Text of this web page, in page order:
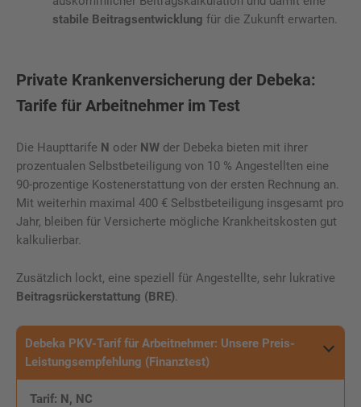
stabile Beitragsentwicklung für die Zukunft erwarten.
Private Krankenversicherung der Debeka:
Tarife für Arbeitnehmer im Test
Die Haupttarife N oder NW der Debeka bieten mit ihrer
prozentualen Selbstbeteiligung von 10 % Angestellten eine
90-prozentige Kostenerstattung von der ersten Rechnung an.
Mit weiterhin maximal 400 € Selbstbeteiligung insgesamt pro
Jahr, bleiben für Versicherte mögliche Krankheitskosten gut
kalkulierbar.
Zusätzlich lockt, eine speziell für Angestellte, sehr lukrative
Beitragsrückerstattung (BRE).
Debeka PKV-Tarif für Arbeitnehmer: Unsere Preis-
Leistungsempfehlung (Finanztest)
Tarif: N, NC